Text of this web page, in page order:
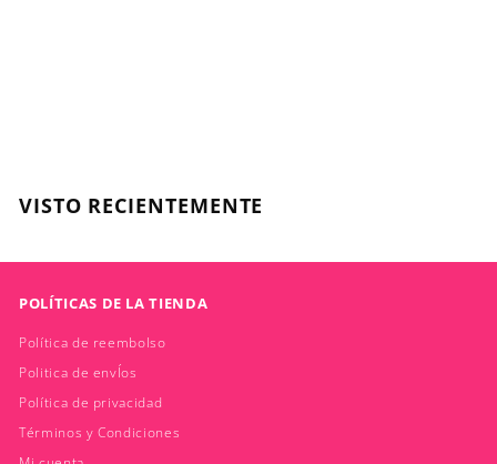
7
VISTO RECIENTEMENTE
POLÍTICAS DE LA TIENDA
Política de reembolso
Politica de envÍos
Política de privacidad
Términos y Condiciones